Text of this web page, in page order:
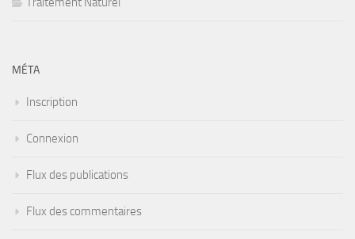
MÉTA
Inscription
Connexion
Flux des publications
Flux des commentaires